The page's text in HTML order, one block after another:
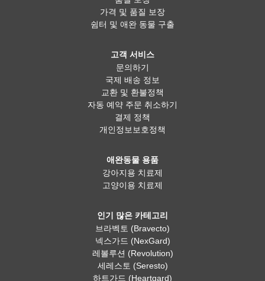
가격 및 품질 보장
쉼터 및 애완 동물 구출
고객 서비스
문의하기
국제 배송 정보
교환 및 환불정책
자동 예약 주문 취소하기
결제 정책
개인정보보호정책
애완동물 용품
강아지용 치료제
고양이용 치료제
인기 많은 카테고리
브라벡토 (Bravecto)
넥스가드 (NexGard)
레볼루션 (Revolution)
세레스토 (Seresto)
하트가드 (Heartgard)